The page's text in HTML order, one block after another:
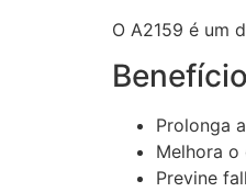
O A2159 é um
Prolonga
Melhora o
Previne